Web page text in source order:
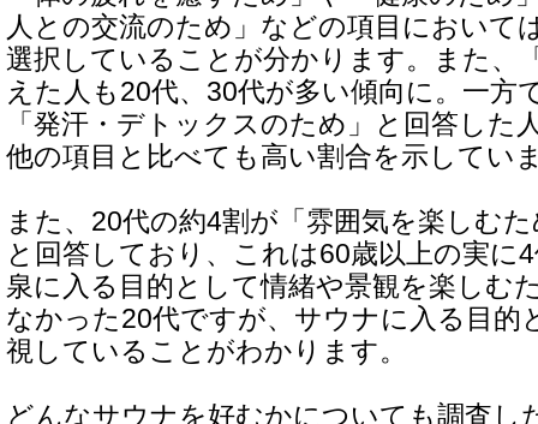
人との交流のため」などの項目において
選択していることが分かります。また、
えた人も20代、30代が多い傾向に。一方
「発汗・デトックスのため」と回答した
他の項目と比べても高い割合を示してい
また、20代の約4割が「雰囲気を楽しむ
と回答しており、これは60歳以上の実に
泉に入る目的として情緒や景観を楽しむ
なかった20代ですが、サウナに入る目的
視していることがわかります。
どんなサウナを好むかについても調査し